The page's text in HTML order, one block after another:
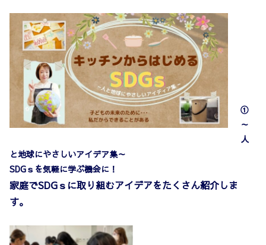
①
～
人
と地球にやさしいアイデア集～
SDGｓを気軽に学ぶ機会に！
家庭でSDGｓに取り組むアイデアをたくさん紹介しま
す。